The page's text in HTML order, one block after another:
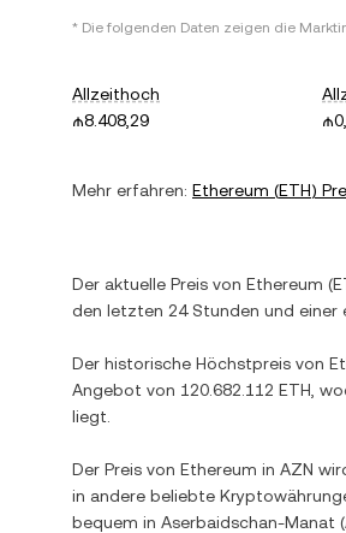
* Die folgenden Daten zeigen die
Allzeithoch
₼8.408,29
Mehr erfahren: Ethereum (ETH)
Der aktuelle Preis von Ethereum (
den letzten 24 Stunden und einer
Der historische Höchstpreis von
Angebot von 120.682.112 ETH ,
liegt.
Der Preis von Ethereum in AZN
in andere beliebte
bequem in Aserbaidschan-Manat (